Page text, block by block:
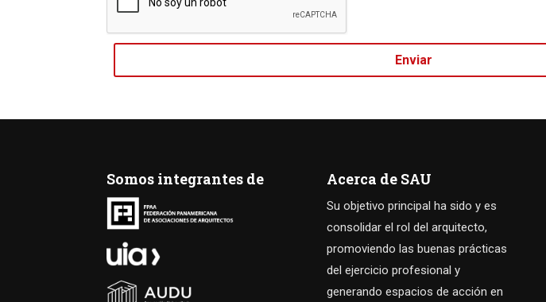
Somos integrantes de Acerca de SAU
Su objetivo principal ha sido y es
consolidar el rol del arquitecto,
promoviendo las buenas prácticas
del ejercicio profesional y
generando espacios de acción en